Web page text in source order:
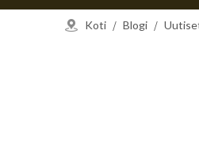
Koti / Blogi /